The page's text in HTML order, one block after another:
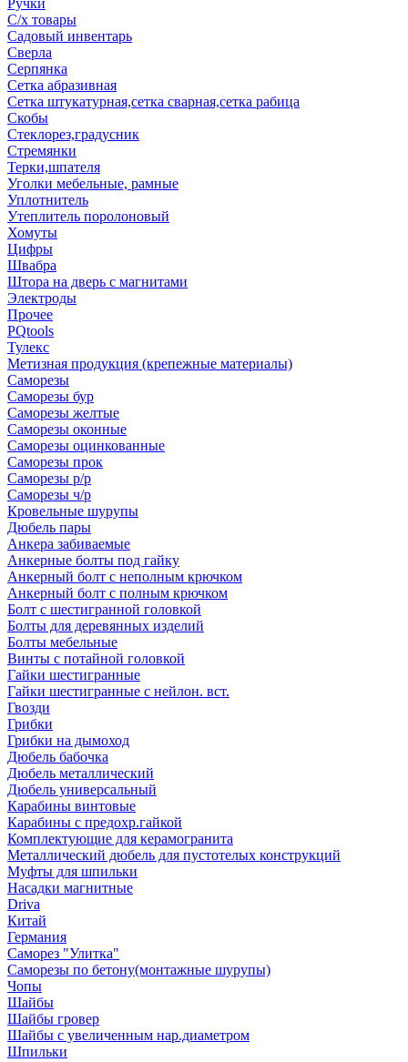
Ручки
С/х товары
Садовый инвентарь
Сверла
Серпянка
Сетка абразивная
Сетка штукатурная,сетка сварная,сетка рабица
Скобы
Стеклорез,градусник
Стремянки
Терки,шпателя
Уголки мебельные, рамные
Уплотнитель
Утеплитель поролоновый
Хомуты
Цифры
Швабра
Штора на дверь с магнитами
Электроды
Прочее
PQtools
Тулекс
Метизная продукция (крепежные материалы)
Саморезы
Саморезы бур
Саморезы желтые
Саморезы оконные
Саморезы оцинкованные
Саморезы прок
Саморезы р/р
Саморезы ч/р
Кровельные шурупы
Дюбель пары
Анкера забиваемые
Анкерные болты под гайку
Анкерный болт с неполным крючком
Анкерный болт с полным крючком
Болт с шестигранной головкой
Болты для деревянных изделий
Болты мебельные
Винты с потайной головкой
Гайки шестигранные
Гайки шестигранные с нейлон. вст.
Гвозди
Грибки
Грибки на дымоход
Дюбель бабочка
Дюбель металлический
Дюбель универсальный
Карабины винтовые
Карабины с предохр.гайкой
Комплектующие для керамогранита
Металлический дюбель для пустотелых конструкций
Муфты для шпильки
Насадки магнитные
Driva
Китай
Германия
Саморез "Улитка"
Саморезы по бетону(монтажные шурупы)
Чопы
Шайбы
Шайбы гровер
Шайбы с увеличенным нар.диаметром
Шпильки